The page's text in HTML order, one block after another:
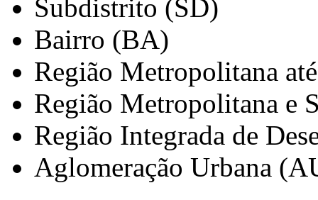
Subdistrito (SD)
Bairro (BA)
Região Metropolitana
Região Metropolitana e
Região Integrada de
Aglomeração Urbana